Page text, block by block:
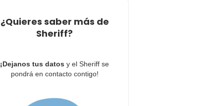
¿Quieres saber más de
Sheriff?
¡Dejanos tus datos y el Sheriff se
pondrá en contacto contigo!